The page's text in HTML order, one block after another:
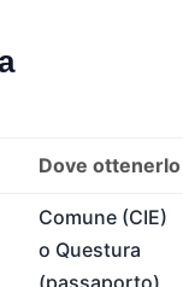
Dove ottenerlo
Comune (CIE)
o Questura